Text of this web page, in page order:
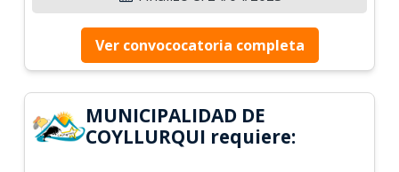
Ver convococatoria completa
MUNICIPALIDAD DE
COYLLURQUI requiere: